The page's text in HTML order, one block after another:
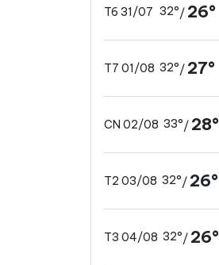
T6 31/07 32°/ 26°
T7 01/08 32°/ 27°
CN 02/08 33°/ 28°
T2 03/08 32°/ 26°
T3 04/08 32°/ 26°